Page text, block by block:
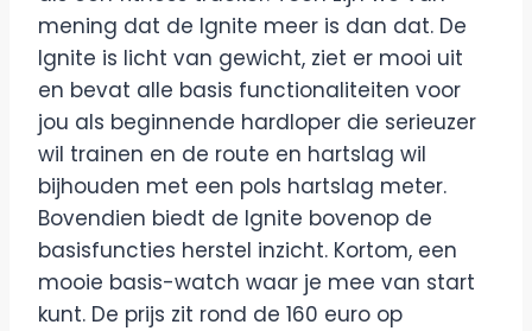
mening dat de Ignite meer is dan dat. De
Ignite is licht van gewicht, ziet er mooi uit
en bevat alle basis functionaliteiten voor
jou als beginnende hardloper die serieuzer
wil trainen en de route en hartslag wil
bijhouden met een pols hartslag meter.
Bovendien biedt de Ignite bovenop de
basisfuncties herstel inzicht. Kortom, een
mooie basis-watch waar je mee van start
kunt. De prijs zit rond de 160 euro op